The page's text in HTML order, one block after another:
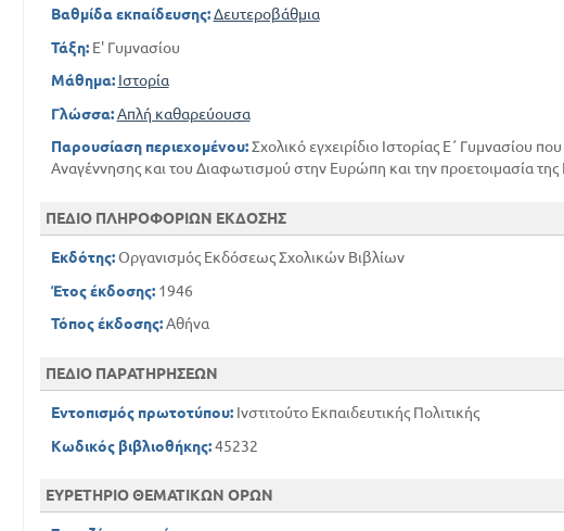
Βαθμίδα εκπαίδευσης: Δευτεροβάθμια
Τάξη:Ε' Γυμνασίου
Μάθημα: Ιστορία
Γλώσσα: Απλή καθαρεύουσα
Παρουσίαση περιεχομένου:Σχολικό εγχειρίδιο Ιστορίας Ε΄ Γυμνασίου
Αναγέννησης και του Διαφωτισμού στην Ευρώπη και την προετοιμασία της
ΠΕΔΙΟ ΠΛΗΡΟΦΟΡΙΩΝ ΕΚΔΟΣΗΣ
Εκδότης:Οργανισμός Εκδόσεως Σχολικών Βιβλίων
Έτος έκδοσης:1946
Τόπος έκδοσης:Αθήνα
ΠΕΔΙΟ ΠΑΡΑΤΗΡΗΣΕΩΝ
Εντοπισμός πρωτοτύπου:Ινστιτούτο Εκπαιδευτικής Πολιτικής
Κωδικός βιβλιοθήκης:45232
ΕΥΡΕΤΗΡΙΟ ΘΕΜΑΤΙΚΩΝ ΟΡΩΝ